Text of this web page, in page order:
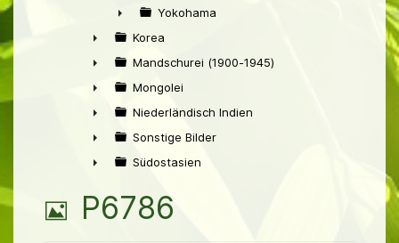
►
►
Yokohama
►
Korea
►
Mandschurei (1900-1945)
►
Mongolei
►
Niederländisch Indien
►
Sonstige Bilder
Südostasien
B
P6786